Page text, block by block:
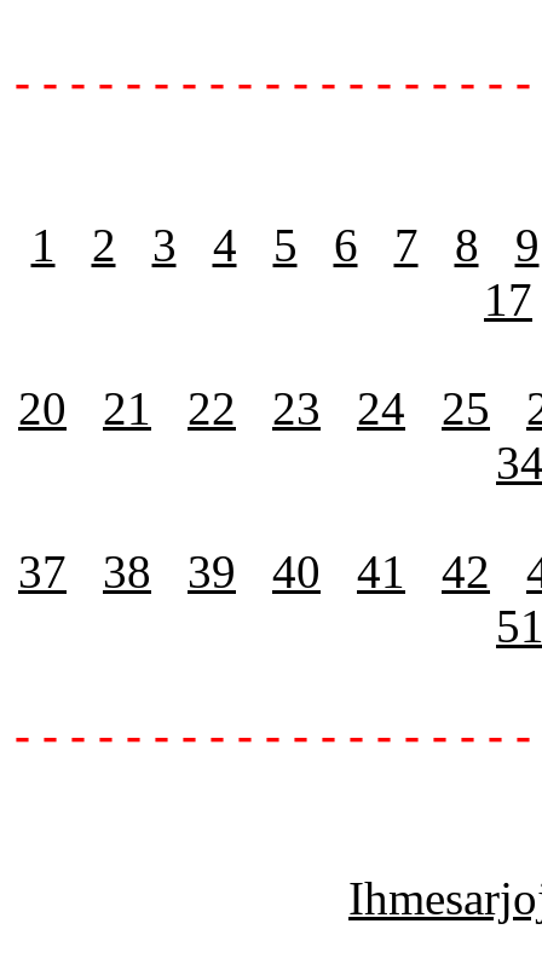
- - - - - - - - - - - - - - - - - -
1 2 3 4 5 6 7 8
9
17
20 21 22 23 24 25
37 38 39 40 41 42
- - - - - - - - - - - - - - - - - -